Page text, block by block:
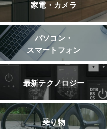
家電・カメラ
パソコン・
スマートフォン
最新テクノロジー
乗り物